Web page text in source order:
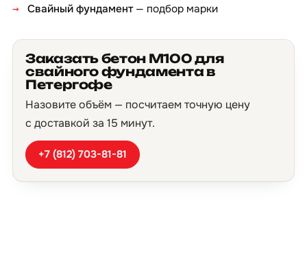
Свайный фундамент— подбор марки
Заказать бетон М100 для
свайного фундамента в
Петергофе
Назовите объём — посчитаем точную цену
с доставкой за 15 минут.
+7 (812) 703-81-81